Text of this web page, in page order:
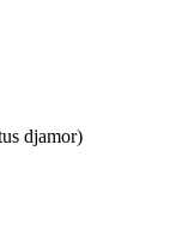
djamor)